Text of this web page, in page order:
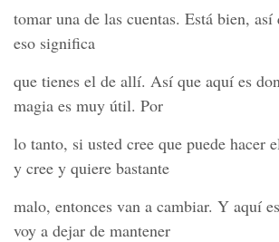
tomar una de las cuentas. Está bien,
eso significa
que tienes el de allí. Así que aquí es
magia es muy útil. Por
lo tanto, si usted cree que puede hacer
y cree y quiere bastante
malo, entonces van a cambiar. Y aquí
voy a dejar de mantener